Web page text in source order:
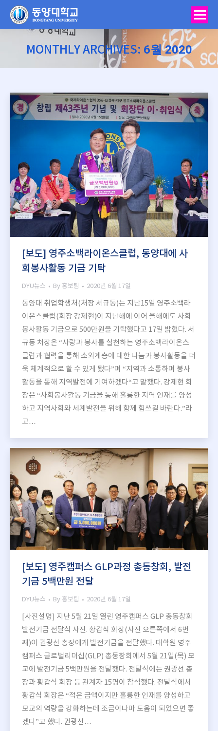
MONTHLY ARCHIVES: 6월 2020
You are here:
[보도] 영주소백라이온스클럽, 동양대에 사
회봉사활동 기금 기탁
DYU뉴스 By 홍보팀 2020년 6월 17일
동양대 취업학생처(처장 서규동)는 지난15일 영주소백라
이온스클럽(회장 강제현)이 지난해에 이어 올해에도 사회
봉사활동 기금으로 500만원을 기탁했다고 17일 밝혔다. 서
규동 처장은 “사랑과 봉사를 실천하는 영주소백라이온스
클럽과 협력을 통해 소외계층에 대한 나눔과 봉사활동을 더
욱 체계적으로 할 수 있게 됐다”며 “지역과 소통하며 봉사
활동을 통해 지역발전에 기여하겠다“고 말했다. 강제현 회
장은 “사회봉사활동 기금을 통해 훌륭한 지역 인재를 양성
하고 지역사회와 세계발전을 위해 함께 힘쓰길 바란다.”라
고…
[보도] 영주캠퍼스 GLP과정 총동창회, 발전
기금 5백만원 전달
DYU뉴스 By 홍보팀 2020년 6월 17일
[사진설명] 지난 5월 21일 열린 영주캠퍼스 GLP 총동창회
발전기금 전달식 사진. 황갑식 회장(사진 오른쪽에서 6번
째)이 권광선 총장에게 발전기금을 전달했다. 대학원 영주
캠퍼스 글로벌리더십(GLP) 총동창회에서 5월 21일(목) 모
교에 발전기금 5백만원을 전달했다. 전달식에는 권광선 총
장과 황갑식 회장 등 관계자 15명이 참석했다. 전달식에서
황갑식 회장은 “적은 금액이지만 훌륭한 인재를 양성하고
모교의 역량을 강화하는데 조금이나마 도움이 되었으면 좋
겠다”고 했다. 권광선…